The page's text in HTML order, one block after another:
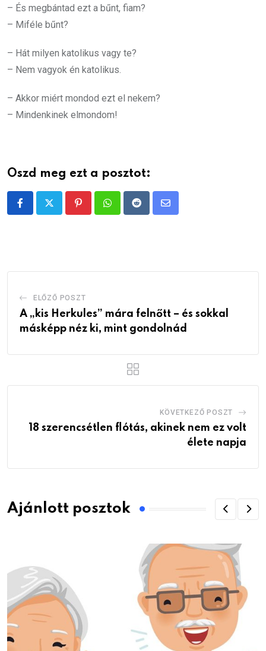
– És megbántad ezt a bűnt, fiam?
– Miféle bűnt?
– Hát milyen katolikus vagy te?
– Nem vagyok én katolikus.
– Akkor miért mondod ezt el nekem?
– Mindenkinek elmondom!
Oszd meg ezt a posztot:
PinterestWhatsappRedditShare
ELŐZŐ POSZT
A „kis Herkules” mára felnőtt – és sokkal
másképp néz ki, mint gondolnád
KÖVETKEZŐ POSZT
18 szerencsétlen flótás, akinek nem ez volt
élete napja
Ajánlott posztok